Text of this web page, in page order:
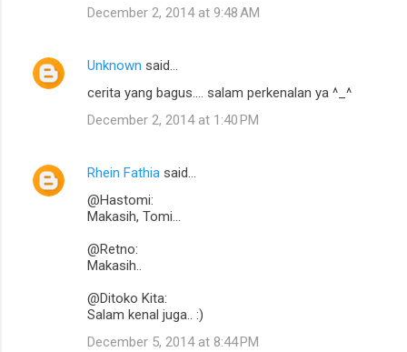
December 2, 2014 at 9:48 AM
Unknown said…
cerita yang bagus.... salam perkenalan ya ^_^
December 2, 2014 at 1:40 PM
Rhein Fathia said…
@Hastomi:
Makasih, Tomi...
@Retno:
Makasih..
@Ditoko Kita:
Salam kenal juga.. :)
December 5, 2014 at 8:44 PM